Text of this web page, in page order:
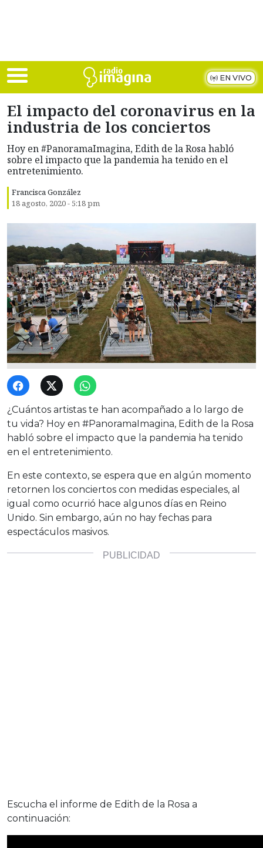
EN VIVO
El impacto del coronavirus en la
industria de los conciertos
Hoy en #PanoramaImagina, Edith de la Rosa habló
sobre el impacto que la pandemia ha tenido en el
entretenimiento.
Francisca González
18 agosto, 2020 - 5:18 pm
¿Cuántos artistas te han acompañado a lo largo de
tu vida? Hoy en #PanoramaImagina, Edith de la Rosa
habló sobre el impacto que la pandemia ha tenido
en el entretenimiento.
En este contexto, se espera que en algún momento
retornen los conciertos con medidas especiales, al
igual como ocurrió hace algunos días en Reino
Unido. Sin embargo, aún no hay fechas para
espectáculos masivos.
Escucha el informe de Edith de la Rosa a
continuación: